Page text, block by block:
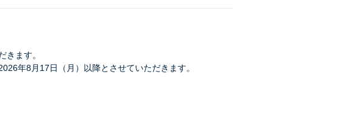
ます。
年8月17日（月）以降とさせていただきます。